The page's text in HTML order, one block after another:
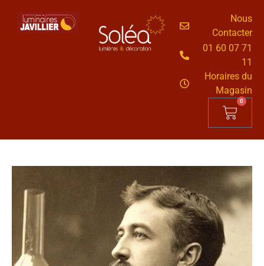
Nous
Contacter
01 60 07 71
11
Horaires du
Magasin
0